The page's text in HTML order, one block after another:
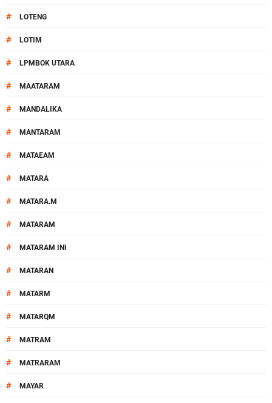
# LOTENG
# LOTIM
# LPMBOK UTARA
# MAATARAM
# MANDALIKA
# MANTARAM
# MATAEAM
# MATARA
# MATARA.M
# MATARAM
# MATARAM INI
# MATARAN
# MATARM
# MATARQM
# MATRAM
# MATRARAM
# MAYAR